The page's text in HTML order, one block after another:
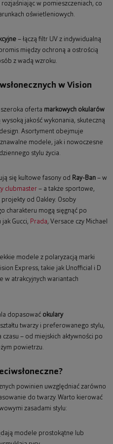
w pomieszczeniach, co
oświetleniowych.
– łączą filtr UV z indywidualną
między ochroną a ostrością
z wadą wzroku.
w Vision
oferta markowych okularów
wysoką jakość wykonania, skuteczną
Asortyment obejmuje
modele, jak i nowoczesne
stylu życia.
się kultowe fasony od Ray-Ban – w
clubmaster – a także sportowe,
od Oakley. Osoby
charakteru mogą sięgnąć po
Gucci, Prada, Versace czy Michael
modele z polaryzacją marki
Express, takie jak Unofficial i D
w atrakcyjnych wariantach
dopasować okulary
twarzy i preferowanego stylu,
– od miejskich aktywności po
powietrzu.
powinien uwzględniać zarówno
do twarzy. Warto kierować
zasadami stylu:
modele prostokątne lub